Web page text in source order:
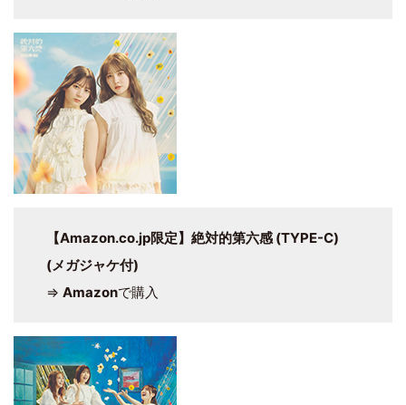
【Amazon.co.jp限定】絶対的第六感 (TYPE-C)
(メガジャケ付)
⇒ Amazonで購入